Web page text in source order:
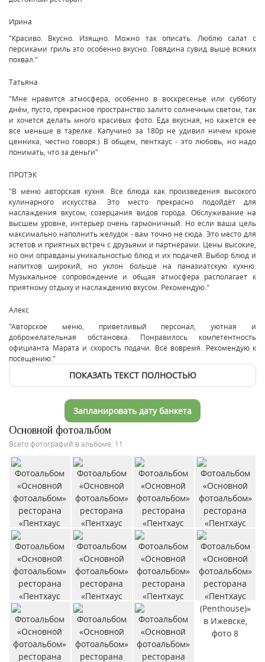
Ирина
"Красиво. Вкусно. Изящно. Можно так описать. Люблю салат с
персиками гриль это особенно вкусно. Говядина сувид выше всяких
похвал."
Татьяна
"Мне нравится атмосфера, особенно в воскресенье или субботу
днём, пусто, прекрасное пространство залито солнечным светом, так
и хочется делать много красивых фото. Еда вкусная, но кажется ее
все меньше в тарелке. Капучино за 180р не удивил ничем кроме
ценника, честно говоря:) В общем, пентхаус - это любовь, но надо
понимать, что за деньги"
ПРОТЭК
"В меню авторская кухня. Все блюда как произведения высокого
кулинарного искусства. Это место прекрасно подойдёт для
наслаждения вкусом, созерцания видов города. Обслуживание на
высшем уровне, интерьер очень гармоничный. Но если ваша цель
максимально наполнить желудок - вам точно не сюда. Это место для
эстетов и приятных встреч с друзьями и партнёрами. Цены высокие,
но они оправданы уникальностью блюд и их подачей. Выбор блюд и
напитков широкий, но уклон больше на паназиатскую кухню.
Музыкальное сопровождение и общая атмосфера располагает к
приятному отдыху и наслаждению вкусом. Рекомендую."
Алекс
"Авторское меню, приветливый персонал, уютная и
доброжелательная обстановка. Понравилось компетентность
официанта Марата и скорость подачи. Всё вовремя. Рекомендую к
посещению."
ПОКАЗАТЬ ТЕКСТ ПОЛНОСТЬЮ
Запланировать дату банкета
Основной фотоальбом
Всего фотографий в альбоме: 11